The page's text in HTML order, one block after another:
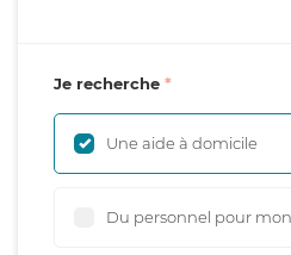
Je recherche
Une aide à domicile
Du personnel pour